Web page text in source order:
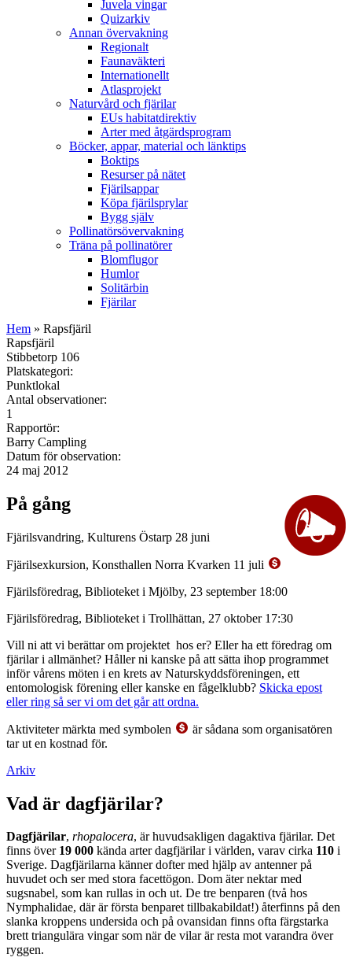
Juvela vingar
Quizarkiv
Annan övervakning
Regionalt
Faunaväkteri
Internationellt
Atlasprojekt
Naturvård och fjärilar
EUs habitatdirektiv
Arter med åtgärdsprogram
Böcker, appar, material och länktips
Boktips
Resurser på nätet
Fjärilsappar
Köpa fjärilsprylar
Bygg själv
Pollinatörsövervakning
Träna på pollinatörer
Blomflugor
Humlor
Solitärbin
Fjärilar
Hem » Rapsfjäril
Rapsfjäril
Stibbetorp 106
Platskategori:
Punktlokal
Antal observationer:
1
Rapportör:
Barry Campling
Datum för observation:
24 maj 2012
På gång
Fjärilsvandring, Kulturens Östarp 28 juni
Fjärilsexkursion, Konsthallen Norra Kvarken 11 juli
Fjärilsföredrag, Biblioteket i Mjölby, 23 september 18:00
Fjärilsföredrag, Biblioteket i Trollhättan, 27 oktober 17:30
Vill ni att vi berättar om projektet hos er? Eller ha ett föredrag om
fjärilar i allmänhet? Håller ni kanske på att sätta ihop programmet
inför vårens möten i en krets av Naturskyddsföreningen, ett
entomologisk förening eller kanske en fågelklubb? Skicka epost
eller ring så ser vi om det går att ordna.
Aktiviteter märkta med symbolen
är sådana som organisatören
tar ut en kostnad för.
Arkiv
Vad är dagfjärilar?
Dagfjärilar, rhopalocera, är huvudsakligen dagaktiva fjärilar. Det
finns över 19 000 kända arter dagfjärilar i världen, varav cirka 110 i
Sverige. Dagfjärilarna känner dofter med hjälp av antenner på
huvudet och ser med stora facettögon. Dom äter nektar med
sugsnabel, som kan rullas in och ut. De tre benparen (två hos
Nymphalidae, där är första benparet tillbakabildat!) återfinns på den
slanka kroppens undersida och på ovansidan finns ofta färgstarka
brett triangulära vingar som när de vilar är resta mot varandra över
ryggen.